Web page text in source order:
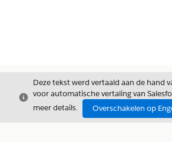
Sluiten
Deze tekst werd vertaald aan de hand
voor automatische vertaling van
meer details.
Overschakelen op